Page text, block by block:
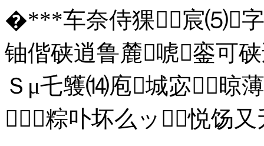
�***车奈侍猓宸⑸字
铀偕硖逍鲁麓唬銮可
Ｓμ乇鹱⒁庖城宓晾
⒐粽卟坏么ッ悦饧